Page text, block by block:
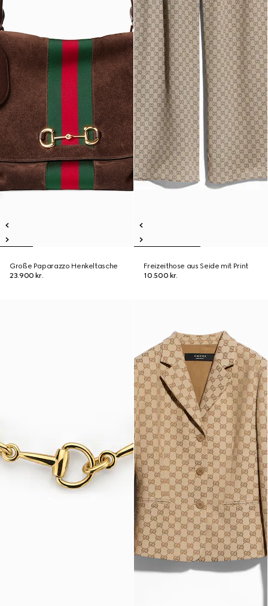
Große Paparazzo Henkeltasche
23.900 kr.
Freizeithose aus Seide mit Print
10.500 kr.